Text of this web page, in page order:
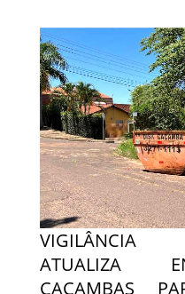
VIGILÂNCIA
ATUALIZA
CAÇAMBAS